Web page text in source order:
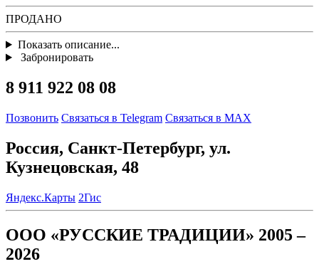
ПРОДАНО
Показать описание...
Забронировать
8 911 922 08 08
Позвонить Связаться в Telegram Связаться в MAX
Россия, Санкт-Петербург, ул.
Кузнецовская, 48
Яндекс.Карты 2Гис
ООО «РУССКИЕ ТРАДИЦИИ» 2005 –
2026